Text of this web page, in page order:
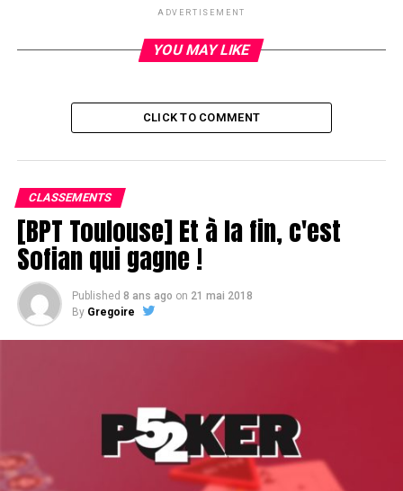
La bulle
ADVERTISEMENT
YOU MAY LIKE
CLICK TO COMMENT
CLASSEMENTS
[BPT Toulouse] Et à la fin, c'est
Sofian qui gagne !
Published 8 ans ago on 21 mai 2018
By Gregoire